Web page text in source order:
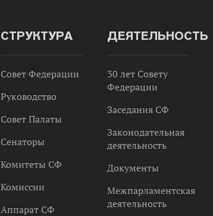
СТРУКТУРА
Совет Федерации
Руководство
Совет Палаты
Сенаторы
Комитеты СФ
Комиссии
Аппарат СФ
ДЕЯТЕЛЬНОСТЬ
30 лет Совету
Федерации
Заседания СФ
Законодательная
деятельность
Документы
Межпарламентская
деятельность